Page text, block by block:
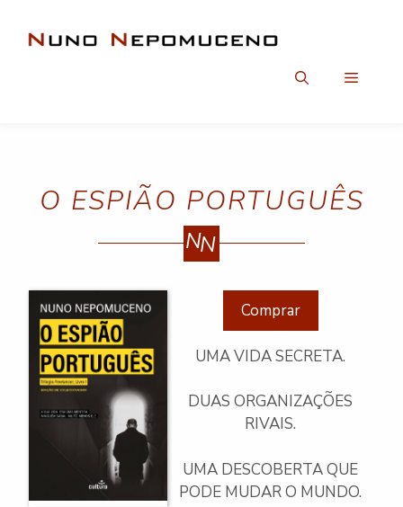
para
Menu
O ESPIÃO PORTUGUÊS
NN
Comprar
UMA VIDA SECRETA.
DUAS ORGANIZAÇÕES
RIVAIS.
UMA DESCOBERTA QUE
PODE MUDAR O MUNDO.